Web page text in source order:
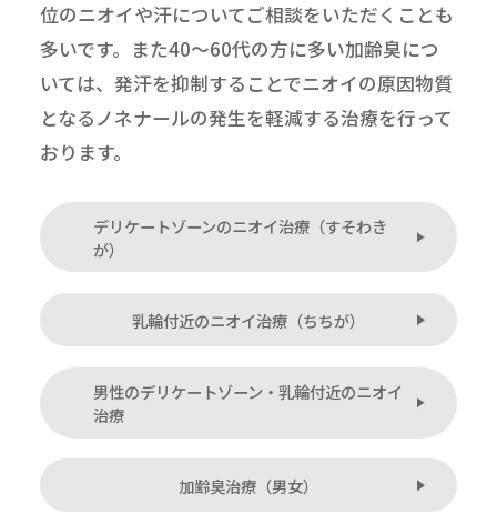
位のニオイや汗についてご相談をいただくことも
多いです。また40～60代の方に多い加齢臭につ
いては、発汗を抑制することでニオイの原因物質
となるノネナールの発生を軽減する治療を行って
おります。
デリケートゾーンのニオイ治療（すそわき
が）
乳輪付近のニオイ治療（ちちが）
男性のデリケートゾーン・乳輪付近のニオイ
治療
加齢臭治療（男女）